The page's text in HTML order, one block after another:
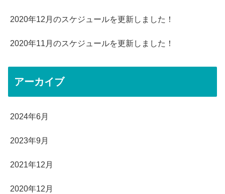
2020年12月のスケジュールを更新しました！
2020年11月のスケジュールを更新しました！
アーカイブ
2024年6月
2023年9月
2021年12月
2020年12月